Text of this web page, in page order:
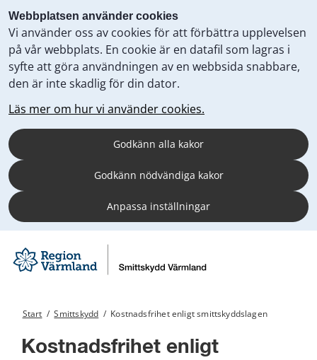
Webbplatsen använder cookies
Vi använder oss av cookies för att förbättra upplevelsen
på vår webbplats. En cookie är en datafil som lagras i
syfte att göra användningen av en webbsida snabbare,
den är inte skadlig för din dator.
Läs mer om hur vi använder cookies.
Godkänn alla kakor
Godkänn nödvändiga kakor
Anpassa inställningar
Start / Smittskydd / Kostnadsfrihet enligt smittskyddslagen
Kostnadsfrihet enligt